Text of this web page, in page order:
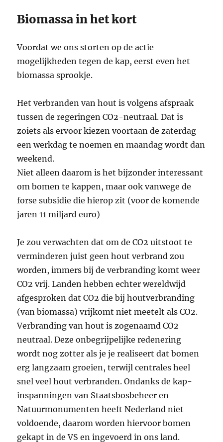
Biomassa in het kort
Voordat we ons storten op de actie
mogelijkheden tegen de kap, eerst even het
biomassa sprookje.
Het verbranden van hout is volgens afspraak
tussen de regeringen CO2-neutraal. Dat is
zoiets als ervoor kiezen voortaan de zaterdag
een werkdag te noemen en maandag wordt dan
weekend.
Niet alleen daarom is het bijzonder interessant
om bomen te kappen, maar ook vanwege de
forse subsidie die hierop zit (voor de komende
jaren 11 miljard euro)
Je zou verwachten dat om de CO2 uitstoot te
verminderen juist geen hout verbrand zou
worden, immers bij de verbranding komt weer
CO2 vrij. Landen hebben echter wereldwijd
afgesproken dat CO2 die bij houtverbranding
(van biomassa) vrijkomt niet meetelt als CO2.
Verbranding van hout is zogenaamd CO2
neutraal. Deze onbegrijpelijke redenering
wordt nog zotter als je je realiseert dat bomen
erg langzaam groeien, terwijl centrales heel
snel veel hout verbranden. Ondanks de kap-
inspanningen van Staatsbosbeheer en
Natuurmonumenten heeft Nederland niet
voldoende, daarom worden hiervoor bomen
gekapt in de VS en ingevoerd in ons land.